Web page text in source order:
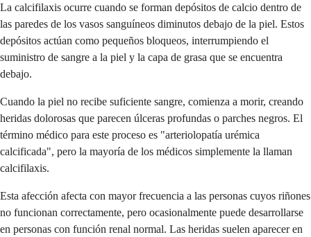
La calcifilaxis ocurre cuando se forman depósitos de calcio dentro de
las paredes de los vasos sanguíneos diminutos debajo de la piel. Estos
depósitos actúan como pequeños bloqueos, interrumpiendo el
suministro de sangre a la piel y la capa de grasa que se encuentra
debajo.
Cuando la piel no recibe suficiente sangre, comienza a morir, creando
heridas dolorosas que parecen úlceras profundas o parches negros. El
término médico para este proceso es "arteriolopatía urémica
calcificada", pero la mayoría de los médicos simplemente la llaman
calcifilaxis.
Esta afección afecta con mayor frecuencia a las personas cuyos riñones
no funcionan correctamente, pero ocasionalmente puede desarrollarse
en personas con función renal normal. Las heridas suelen aparecer en